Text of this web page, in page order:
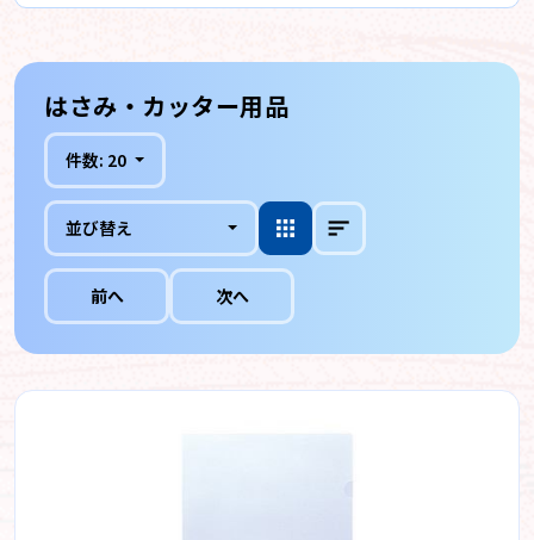
はさみ・カッター用品
件数: 20
並び替え
前へ 次へ